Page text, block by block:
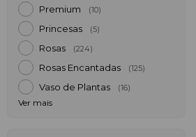
Premium (10)
Princesas (5)
Rosas (224)
Rosas Encantadas (125)
Vaso de Plantas (16)
Ver mais